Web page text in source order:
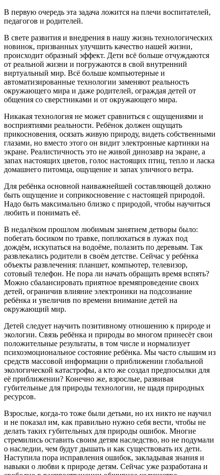
В первую очередь эта задача ложится на плечи воспитателей,
педагогов и родителей.
В свете развития и внедрения в нашу жизнь технологических
новинок, призванных улучшить качество нашей жизни,
происходит образный эффект. Дети всё больше отчуждаются
от реальной жизни и погружаются в свой внутренний
виртуальный мир. Всё больше компьютерные и
автоматизированные технологии заменяют реальность
окружающего мира и даже родителей, ограждая детей от
общения со сверстниками и от окружающего мира.
Никакая технология не может сравниться с ощущениями и
восприятиями реальности. Ребёнок должен ощущать
прикосновения, осязать живую природу, видеть собственными
глазами, но вместо этого он видит электронные картинки на
экране. Реалистичность это не живой динозавр на экране, а
запах настоящих цветов, голос настоящих птиц, тепло и ласка
домашнего питомца, ощущение и запах уличного ветра.
Для ребёнка основной наиважнейшей составляющей должно
быть ощущение и соприкосновение с настоящей природой.
Надо быть максимально близко с природой, чтобы научиться
любить и понимать её.
В недалёком прошлом любимым занятием детворы было:
побегать босиком по травке, поплюхаться в лужах под
дождём, искупаться на водоёме, полазить по деревьям. Так
развлекались родители в своём детстве. Сейчас у ребёнка
объекты развлечения: планшет, компьютер, телевизор,
сотовый телефон. Не пора ли начать обращать время вспять?
Можно сбалансировать приятное времяпроведение своих
детей, ограничив влияние электроники на подсознание
ребёнка и увеличив по времени внимание детей на
окружающий мир.
Детей следует научить позитивному отношению к природе и
экологии. Связь ребёнка и природы во многом принесёт свои
положительные результаты, в том числе и нормализует
психоэмоциональное состояние ребёнка. Мы часто слышим из
средств массовой информации о приближении глобальной
экологической катастрофы, а кто же создал предпосылки для
её приближении? Конечно же, взрослые, развивая
губительные для природы технологии, не щадя природных
ресурсов.
Взрослые, когда-то тоже были детьми, но их никто не научил
и не показал им, как правильно нужно себя вести, чтобы не
делать таких губительных для природы ошибок. Многие
стремились оставить своим детям наследство, но не подумали
о наследии, чем будут дышать и как существовать их дети.
Наступила пора исправления ошибок, закладывая знания и
навыки о любви к природе детям. Сейчас уже разработана и